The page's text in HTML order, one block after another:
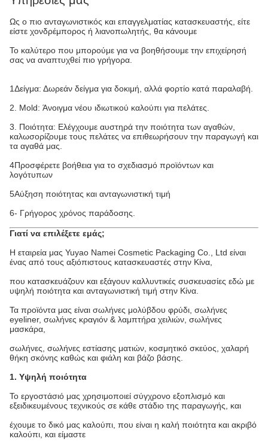
Ως ο πιο ανταγωνιστικός και επαγγελματίας κατασκευαστής, είτε
είστε χονδρέμπορος ή λιανοπωλητής, θα κάνουμε
Το καλύτερο που μπορούμε για να βοηθήσουμε την επιχείρησή
σας να αναπτυχθεί πιο γρήγορα.
1Δείγμα: Δωρεάν δείγμα για δοκιμή, αλλά φορτίο κατά παραλαβή.
2. Mold: Άνοιγμα νέου ιδιωτικού καλούπι για πελάτες.
3. Ποιότητα: Ελέγχουμε αυστηρά την ποιότητα των αγαθών,
καλωσορίζουμε τους πελάτες να επιθεωρήσουν την παραγωγή και
τα αγαθά μας.
4Προσφέρετε βοήθεια για το σχεδιασμό προϊόντων και
λογότυπων
5Αύξηση ποιότητας και ανταγωνιστική τιμή
6- Γρήγορος χρόνος παράδοσης.
Γιατί να επιλέξετε εμάς;
Η εταιρεία μας Yuyao Namei Cosmetic Packaging Co., Ltd είναι
ένας από τους αξιόπιστους κατασκευαστές στην Κίνα,
που κατασκευάζουν και εξάγουν καλλυντικές συσκευασίες εδώ με
υψηλή ποιότητα και ανταγωνιστική τιμή στην Κίνα.
Τα προϊόντα μας είναι σωλήνες μολύβδου φρύδι, σωλήνες
eyeliner, σωλήνες κραγιόν & λαμπτήρα χειλιών, σωλήνες
μασκάρα,
σωλήνες, σωλήνες εστίασης ματιών, κοσμητικό σκεύος, χαλαρή
θήκη σκόνης καθώς και φιάλη και βάζο βάσης.
1. Υψηλή ποιότητα
Το εργοστάσιό μας χρησιμοποιεί σύγχρονο εξοπλισμό και
εξειδικευμένους τεχνικούς σε κάθε στάδιο της παραγωγής, και
έχουμε το δικό μας καλούπι, που είναι η καλή ποιότητα και ακριβό
καλούπι, και είμαστε